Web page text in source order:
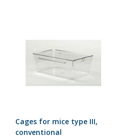
Cages for mice type III,
conventional